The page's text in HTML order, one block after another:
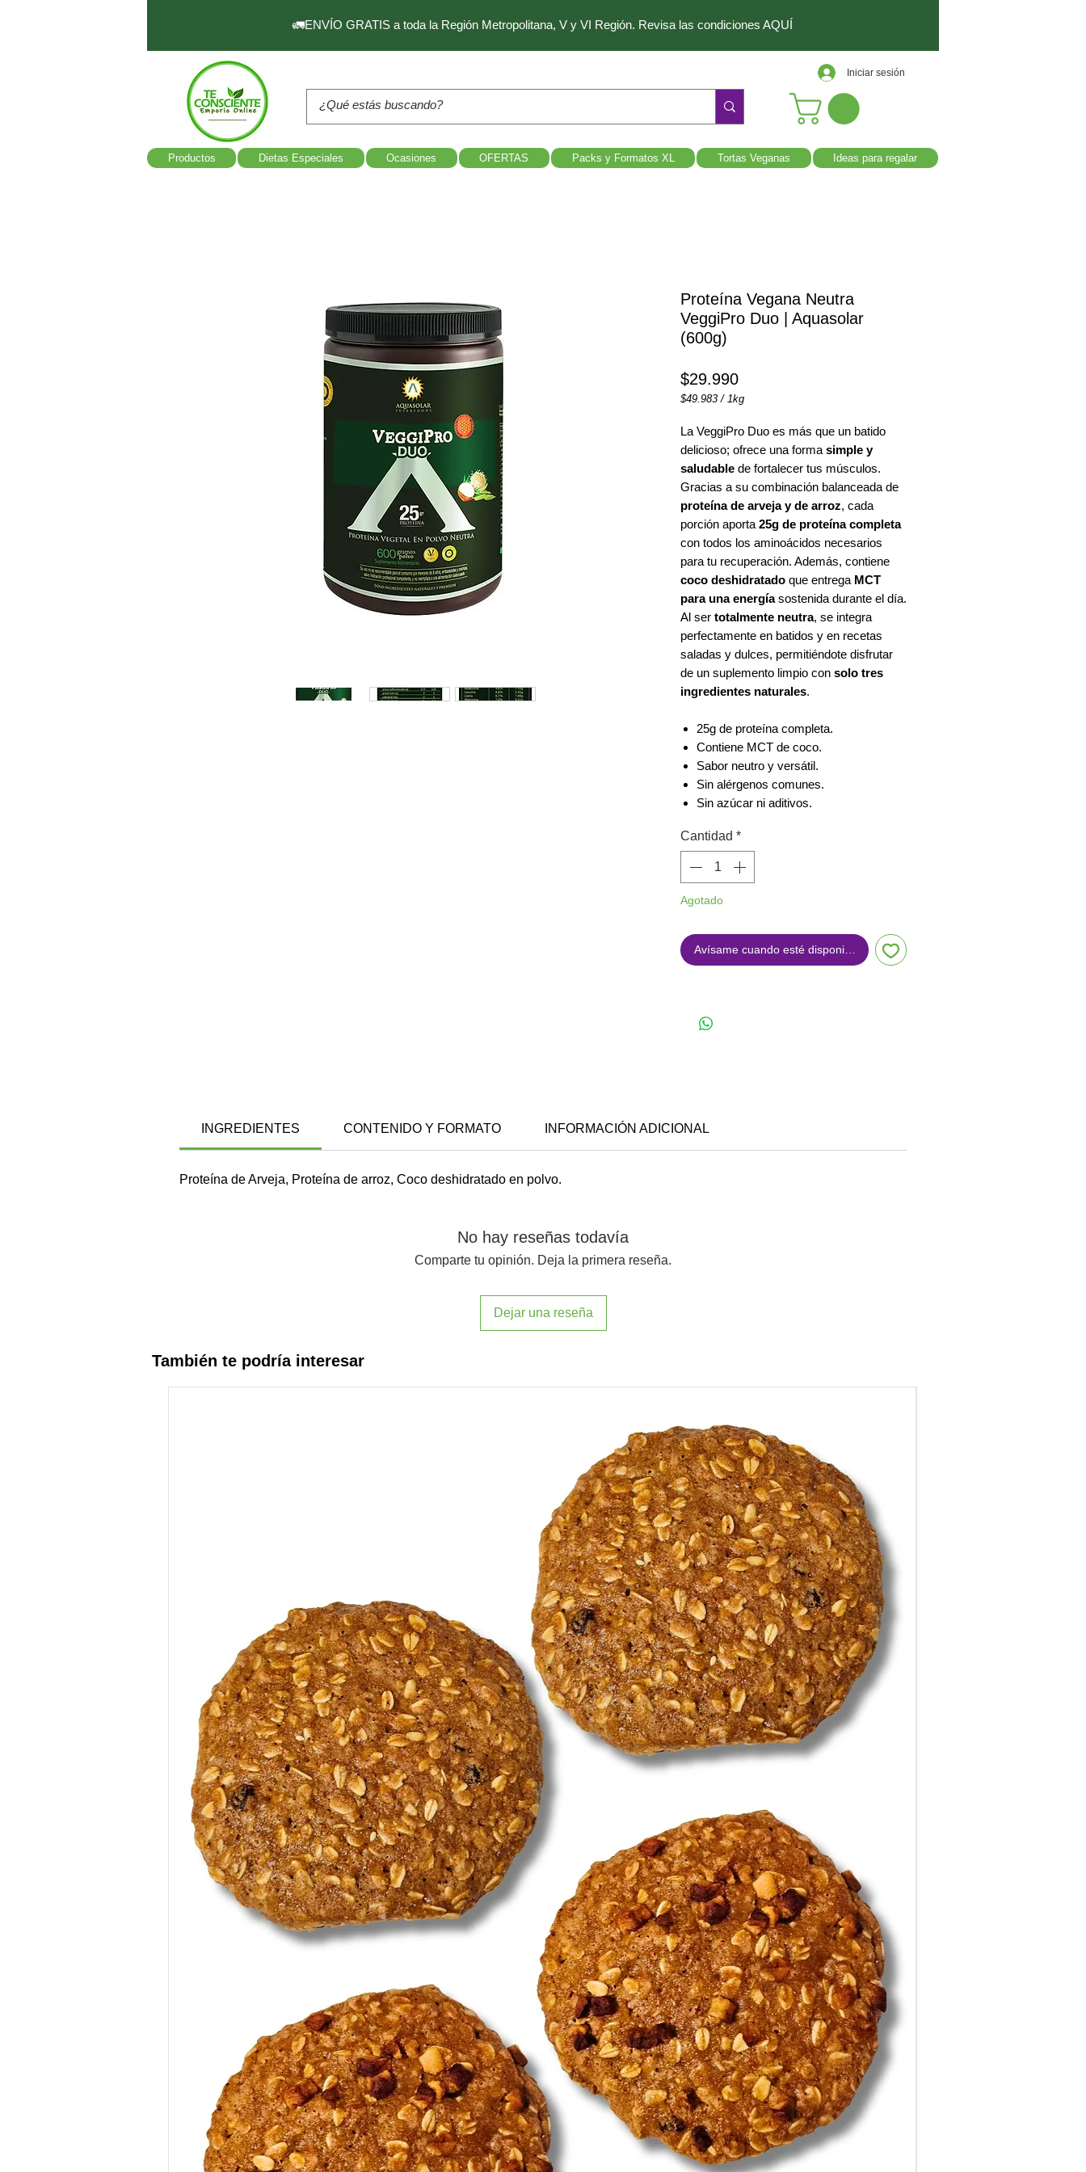
🚛ENVÍO GRATIS a toda la Región Metropolitana, V y VI Región. Revisa las condiciones AQUÍ
Iniciar sesión
Productos Dietas Especiales Ocasiones OFERTAS Packs y Formatos XL Tortas Veganas Ideas para regalar
Proteína Vegana Neutra
VeggiPro Duo | Aquasolar
(600g)
$29.990Precio
$49.983 / 1kg
por
1
Kilogramos
La VeggiPro Duo es más que un batido
delicioso; ofrece una forma simple y
saludable de fortalecer tus músculos.
Gracias a su combinación balanceada de
proteína de arveja y de arroz, cada
porción aporta 25g de proteína completa
con todos los aminoácidos necesarios
para tu recuperación. Además, contiene
coco deshidratado que entrega MCT
para una energíasostenida durante el día.
Al ser totalmente neutra, se integra
perfectamente en batidos y en recetas
saladas y dulces, permitiéndote disfrutar
de un suplemento limpio con solo tres
ingredientes naturales.
25g de proteína completa.
Contiene MCT de coco.
Sabor neutro y versátil.
Sin alérgenos comunes.
Sin azúcar ni aditivos.
Cantidad *
Agotado
Avísame cuando esté disponible
INGREDIENTES CONTENIDO Y FORMATO INFORMACIÓN ADICIONAL
Proteína de Arveja, Proteína de arroz, Coco deshidratado en polvo.
No hay reseñas todavía
Comparte tu opinión. Deja la primera reseña.
Dejar una reseña
También te podría interesar